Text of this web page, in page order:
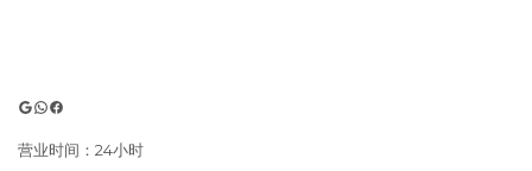
Google
WhatsApp
Facebook
营业时间：24小时